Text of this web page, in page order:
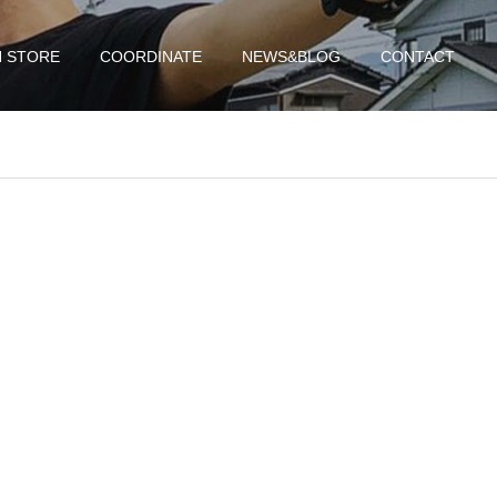
STORE COORDINATE NEWS&BLOG CONTACT